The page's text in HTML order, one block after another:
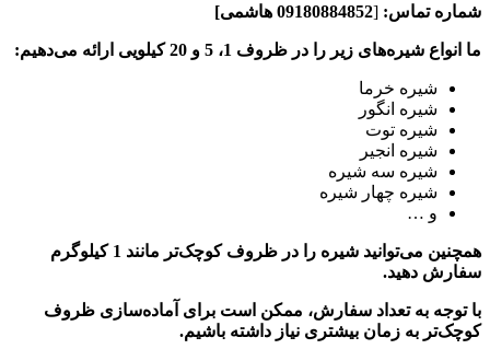
شماره تماس: [09180884852 هاشمی]
ما انواع شیره‌های زیر را در ظروف 1، 5 و 20 کیلویی ارائه می‌دهیم:
شیره خرما
شیره انگور
شیره توت
شیره انجیر
شیره سه شیره
شیره چهار شیره
و …
همچنین می‌توانید شیره را در ظروف کوچک‌تر مانند 1 کیلوگرم
سفارش دهید.
با توجه به تعداد سفارش، ممکن است برای آماده‌سازی ظروف
کوچک‌تر به زمان بیشتری نیاز داشته باشیم.